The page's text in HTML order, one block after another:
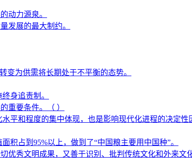
动力源泉。
发展的最大制约。
变为供需将长期处于不平衡的态势。
身追责制。
重要条件。（ ）
平和程度的集中体现，也是影响现代化进程的决定性
积占到95%以上，做到了“中国粮主要用中国种”。
优秀文明成果，又善于识别、批判传统文化和外来文